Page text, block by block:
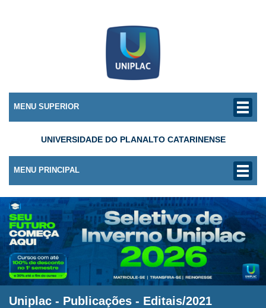
MENU SUPERIOR
UNIVERSIDADE DO PLANALTO CATARINENSE
MENU PRINCIPAL
Uniplac - Publicações - Editais/2021